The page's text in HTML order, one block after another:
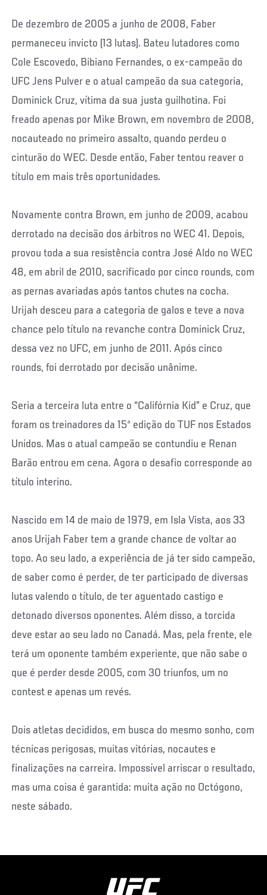
De dezembro de 2005 a junho de 2008, Faber
permaneceu invicto (13 lutas). Bateu lutadores como
Cole Escovedo, Bibiano Fernandes, o ex-campeão do
UFC Jens Pulver e o atual campeão da sua categoria,
Dominick Cruz, vítima da sua justa guilhotina. Foi
freado apenas por Mike Brown, em novembro de 2008,
nocauteado no primeiro assalto, quando perdeu o
cinturão do WEC. Desde então, Faber tentou reaver o
título em mais três oportunidades.
Novamente contra Brown, em junho de 2009, acabou
derrotado na decisão dos árbitros no WEC 41. Depois,
provou toda a sua resistência contra José Aldo no WEC
48, em abril de 2010, sacrificado por cinco rounds, com
as pernas avariadas após tantos chutes na cocha.
Urijah desceu para a categoria de galos e teve a nova
chance pelo título na revanche contra Dominick Cruz,
dessa vez no UFC, em junho de 2011. Após cinco
rounds, foi derrotado por decisão unânime.
Seria a terceira luta entre o “Califórnia Kid” e Cruz, que
foram os treinadores da 15ª edição do TUF nos Estados
Unidos. Mas o atual campeão se contundiu e Renan
Barão entrou em cena. Agora o desafio corresponde ao
título interino.
Nascido em 14 de maio de 1979, em Isla Vista, aos 33
anos Urijah Faber tem a grande chance de voltar ao
topo. Ao seu lado, a experiência de já ter sido campeão,
de saber como é perder, de ter participado de diversas
lutas valendo o título, de ter aguentado castigo e
detonado diversos oponentes. Além disso, a torcida
deve estar ao seu lado no Canadá. Mas, pela frente, ele
terá um oponente também experiente, que não sabe o
que é perder desde 2005, com 30 triunfos, um no
contest e apenas um revés.
Dois atletas decididos, em busca do mesmo sonho, com
técnicas perigosas, muitas vitórias, nocautes e
finalizações na carreira. Impossível arriscar o resultado,
mas uma coisa é garantida: muita ação no Octógono,
neste sábado.